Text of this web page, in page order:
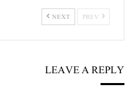
NEXT
LEAVE A REPLY